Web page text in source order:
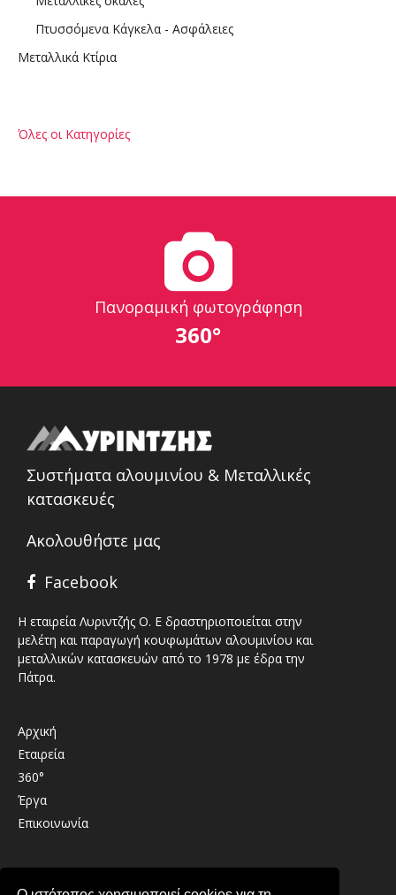
Πτυσσόμενα Κάγκελα - Ασφάλειες
Μεταλλικά Κτίρια
Όλες οι Κατηγορίες
Πανοραμική φωτογράφηση
360°
Συστήματα αλουμινίου & Μεταλλικές
κατασκευές
Ακολουθήστε μας
Facebook
Η εταιρεία Λυριντζής Ο. Ε δραστηριοποιείται στην
μελέτη και παραγωγή κουφωμάτων αλουμινίου και
μεταλλικών κατασκευών από το 1978 με έδρα την
Πάτρα.
Αρχική
Εταιρεία
360°
Έργα
Επικοινωνία